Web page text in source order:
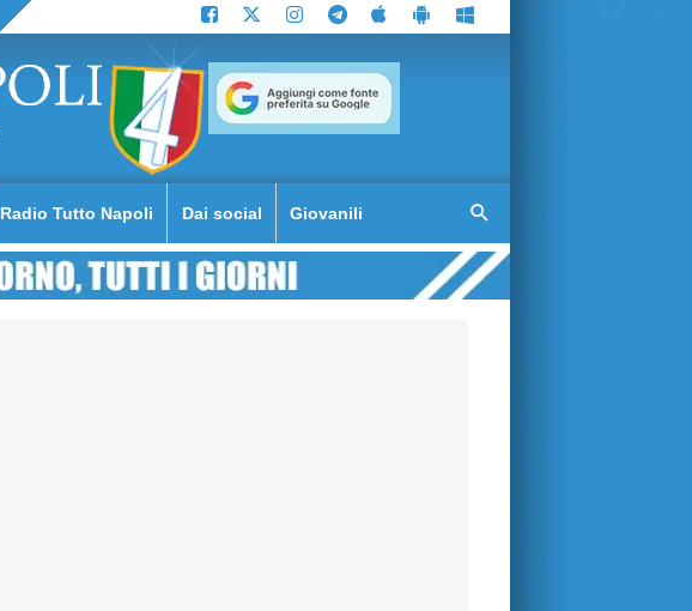
Radio Tutto Napoli Dai social Giovanili